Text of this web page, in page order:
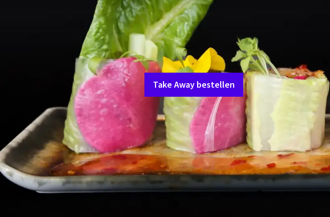
Locatie
Mr. Sato vind je op verdieping -1 van Van der Valk
afhalen vragen we je de bevestiging bij de hand te
Bestel de sushi via onderstaande link en haal deze op
Take Away bestellen